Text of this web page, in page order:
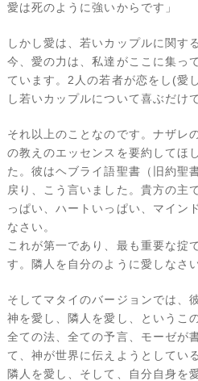
愛は死のように強いからです」
しかし愛は、若いカップルに関す
今、愛の力は、私達がここに集っ
ています。2人の若者が恋をし(愛
し若いカップルについて喜ぶだけ
それ以上のことなのです。ナザレ
の教えのエッセンスを要約してほ
た。彼はヘブライ語聖書（旧約聖
戻り、こう言いました。貴方の主
っぱい、ハートいっぱい、マイン
なさい。
これが第一であり、最も重要な掟
す。隣人を自分のように愛しなさい
そしてマタイのバージョンでは、
神を愛し、隣人を愛し、というこ
全ての法、全ての予言、モーゼが
て、神が世界に伝えようとしてい
隣人を愛し、そして、自分自身を